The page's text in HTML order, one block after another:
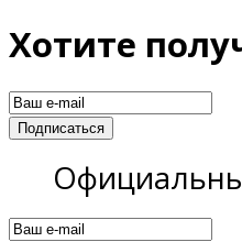
Хотите